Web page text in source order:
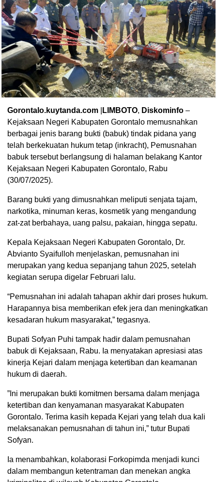
Gorontalo.kuytanda.com LIMBOTO, Diskominfo –
Kejaksaan Negeri Kabupaten Gorontalo memusnahkan
berbagai jenis barang bukti (babuk) tindak pidana yang
telah berkekuatan hukum tetap (inkracht), Pemusnahan
babuk tersebut berlangsung di halaman belakang Kantor
Kejaksaan Negeri Kabupaten Gorontalo, Rabu
(30/07/2025).
Barang bukti yang dimusnahkan meliputi senjata tajam,
narkotika, minuman keras, kosmetik yang mengandung
zat-zat berbahaya, uang palsu, pakaian, hingga sepatu.
Kepala Kejaksaan Negeri Kabupaten Gorontalo, Dr.
Abvianto Syaifulloh menjelaskan, pemusnahan ini
merupakan yang kedua sepanjang tahun 2025, setelah
kegiatan serupa digelar Februari lalu.
“Pemusnahan ini adalah tahapan akhir dari proses hukum.
Harapannya bisa memberikan efek jera dan meningkatkan
kesadaran hukum masyarakat,” tegasnya.
Bupati Sofyan Puhi tampak hadir dalam pemusnahan
babuk di Kejaksaan, Rabu. Ia menyatakan apresiasi atas
kinerja Kejari dalam menjaga ketertiban dan keamanan
hukum di daerah.
‎”Ini merupakan bukti komitmen bersama dalam menjaga
ketertiban dan kenyamanan masyarakat Kabupaten
Gorontalo. Terima kasih kepada Kejari yang telah dua kali
melaksanakan pemusnahan di tahun ini,” tutur Bupati
Sofyan.
Ia menambahkan, kolaborasi Forkopimda menjadi kunci
dalam membangun ketentraman dan menekan angka